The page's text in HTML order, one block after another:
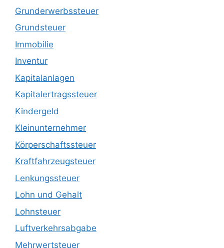
Grunderwerbssteuer
Grundsteuer
Immobilie
Inventur
Kapitalanlagen
Kapitalertragssteuer
Kindergeld
Kleinunternehmer
Körperschaftssteuer
Kraftfahrzeugsteuer
Lenkungssteuer
Lohn und Gehalt
Lohnsteuer
Luftverkehrsabgabe
Mehrwertsteuer